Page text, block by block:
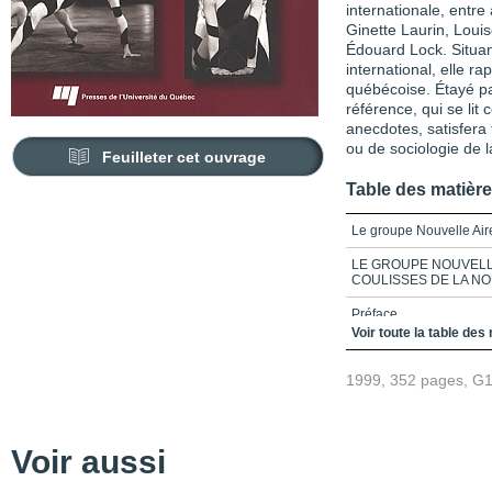
Feuilleter cet ouvrage
internationale, entre
Ginette Laurin,
Édouard Lock.
international, elle
québécoise. Étayé
référence, qui se lit
anecdotes,
ou de sociologie de
Table des
Le groupe Nouvelle
LE GROUPE
COULISSES DE LA
Préface
Avant-propos
Remerciements
Voir toute la table des
1999, 352 pages,
Voir aussi